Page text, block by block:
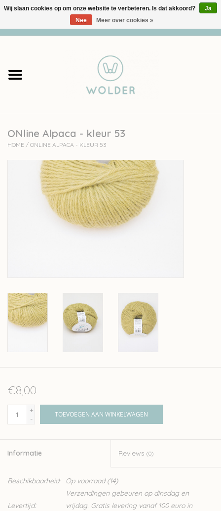
Garens
Accessoires
workshops
Cadeaubon
ONline Alpaca - kleur 53
HOME / ONLINE ALPACA - KLEUR 53
€8,00
+
-
TOEVOEGEN AAN WINKELWAGEN
Informatie Reviews (0)
Beschikbaarheid: Op voorraad(14)
Levertijd:
Verzendingen gebeuren op dinsdag en
vrijdag. Gratis levering vanaf 100 euro in
Wij slaan cookies op om onze website te verbeteren. Is dat akkoord?
Ja
Nee
Meer over cookies »